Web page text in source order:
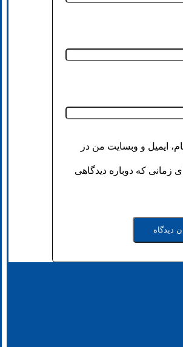
ایمیل و وبسایت من در
زمانی که دوباره دیدگاهی